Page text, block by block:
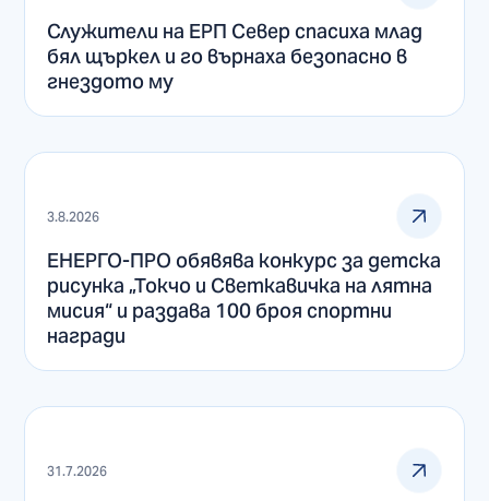
Служители на ЕРП Север спасиха млад
бял щъркел и го върнаха безопасно в
гнездото му
3.8.2026
ЕНЕРГО-ПРО обявява конкурс за детска
рисунка „Токчо и Светкавичка на лятна
мисия“ и раздава 100 броя спортни
награди
31.7.2026